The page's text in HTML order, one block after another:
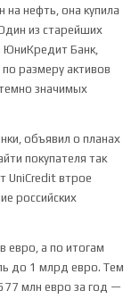
на нефть, она купила
из старейших
ЮниКредит Банк,
размеру активов
значимых
объявил о планах
покупателя так
UniCredit втрое
российских
евро, а по итогам
до 1 млрд евро. Тем
млн евро за год —